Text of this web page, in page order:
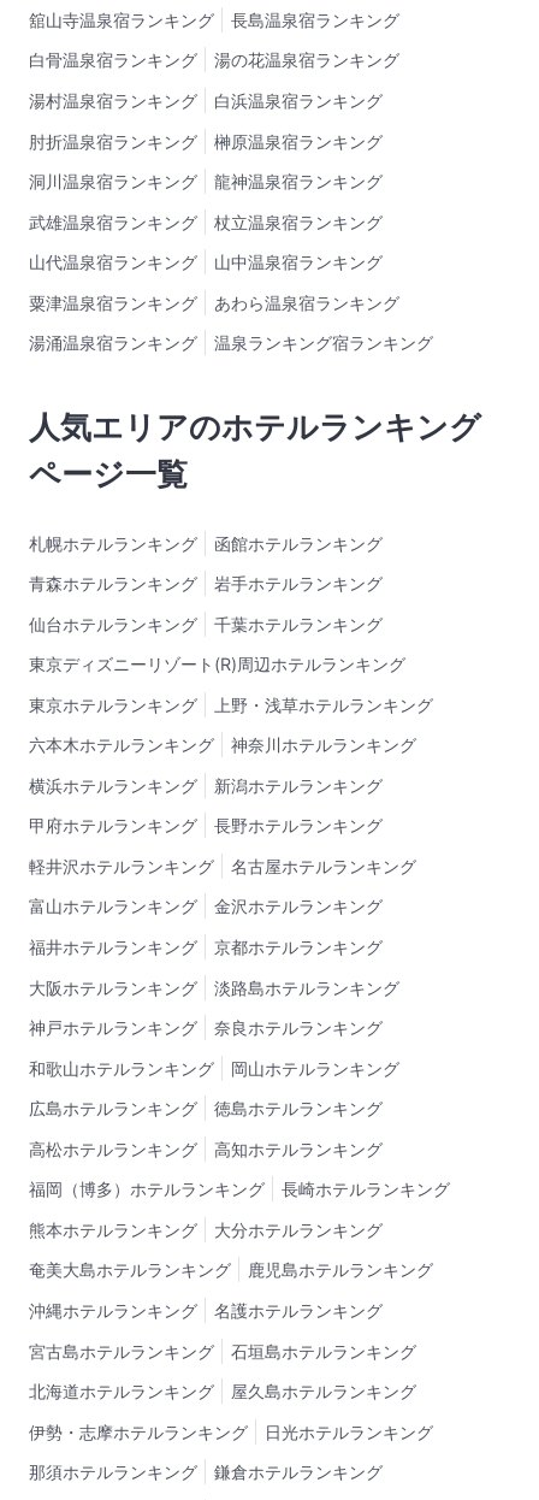
舘山寺温泉宿ランキング
長島温泉宿ランキング
白骨温泉宿ランキング
湯の花温泉宿ランキング
湯村温泉宿ランキング
白浜温泉宿ランキング
肘折温泉宿ランキング
榊原温泉宿ランキング
洞川温泉宿ランキング
龍神温泉宿ランキング
武雄温泉宿ランキング
杖立温泉宿ランキング
山代温泉宿ランキング
山中温泉宿ランキング
粟津温泉宿ランキング
あわら温泉宿ランキング
湯涌温泉宿ランキング
温泉ランキング宿ランキング
人気エリアのホテルランキング
ページ一覧
札幌ホテルランキング
函館ホテルランキング
青森ホテルランキング
岩手ホテルランキング
仙台ホテルランキング
千葉ホテルランキング
東京ディズニーリゾート(R)周辺ホテルランキング
東京ホテルランキング
上野・浅草ホテルランキング
六本木ホテルランキング
神奈川ホテルランキング
横浜ホテルランキング
新潟ホテルランキング
甲府ホテルランキング
長野ホテルランキング
軽井沢ホテルランキング
名古屋ホテルランキング
富山ホテルランキング
金沢ホテルランキング
福井ホテルランキング
京都ホテルランキング
大阪ホテルランキング
淡路島ホテルランキング
神戸ホテルランキング
奈良ホテルランキング
和歌山ホテルランキング
岡山ホテルランキング
広島ホテルランキング
徳島ホテルランキング
高松ホテルランキング
高知ホテルランキング
福岡（博多）ホテルランキング
長崎ホテルランキング
熊本ホテルランキング
大分ホテルランキング
奄美大島ホテルランキング
鹿児島ホテルランキング
沖縄ホテルランキング
名護ホテルランキング
宮古島ホテルランキング
石垣島ホテルランキング
北海道ホテルランキング
屋久島ホテルランキング
伊勢・志摩ホテルランキング
日光ホテルランキング
那須ホテルランキング
鎌倉ホテルランキング